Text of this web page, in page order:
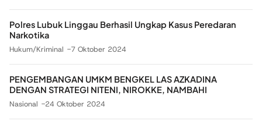
Polres Lubuk Linggau Berhasil Ungkap Kasus Peredaran
Narkotika
Hukum/Kriminal 7 Oktober 2024
PENGEMBANGAN UMKM BENGKEL LAS AZKADINA
DENGAN STRATEGI NITENI, NIROKKE, NAMBAHI
Nasional 24 Oktober 2024